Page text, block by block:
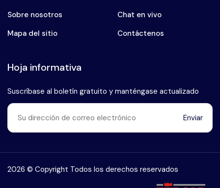
Habla con nuestro experto en
+90 (546) 912 38 93
Sobre nosotros
Mapa del sitio
Chat en vivo
Contáctenos
Hoja informativa
Suscríbase al boletín gratuito y manténgase actualizado
Enviar
2026 © Copyright Todos los derechos reservados